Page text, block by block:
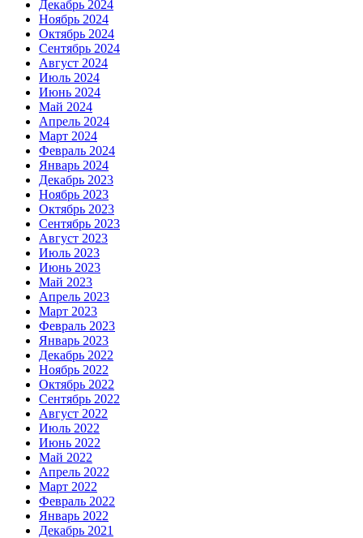
Декабрь 2024
Ноябрь 2024
Октябрь 2024
Сентябрь 2024
Август 2024
Июль 2024
Июнь 2024
Май 2024
Апрель 2024
Март 2024
Февраль 2024
Январь 2024
Декабрь 2023
Ноябрь 2023
Октябрь 2023
Сентябрь 2023
Август 2023
Июль 2023
Июнь 2023
Май 2023
Апрель 2023
Март 2023
Февраль 2023
Январь 2023
Декабрь 2022
Ноябрь 2022
Октябрь 2022
Сентябрь 2022
Август 2022
Июль 2022
Июнь 2022
Май 2022
Апрель 2022
Март 2022
Февраль 2022
Январь 2022
Декабрь 2021